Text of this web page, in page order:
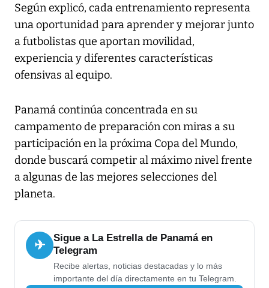
Según explicó, cada entrenamiento representa
una oportunidad para aprender y mejorar junto
a futbolistas que aportan movilidad,
experiencia y diferentes características
ofensivas al equipo.
Panamá continúa concentrada en su
campamento de preparación con miras a su
participación en la próxima Copa del Mundo,
donde buscará competir al máximo nivel frente
a algunas de las mejores selecciones del
planeta.
✈
Sigue a La Estrella de Panamá en
Telegram
Recibe alertas, noticias destacadas y lo más
importante del día directamente en tu Telegram.